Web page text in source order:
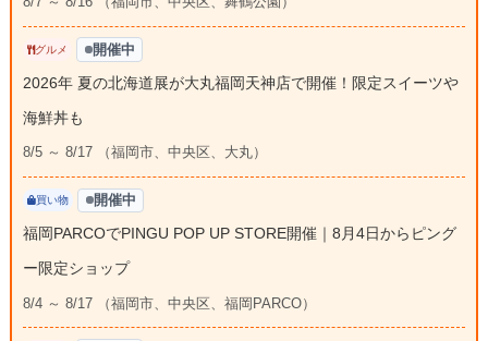
グルメ 開催中
2026年 夏の北海道展が大丸福岡天神店で開催！限定スイーツや
海鮮丼も
8/5 ～ 8/17 （福岡市、中央区、大丸）
買い物 開催中
福岡PARCOでPINGU POP UP STORE開催｜8月4日からピング
ー限定ショップ
8/4 ～ 8/17 （福岡市、中央区、福岡PARCO）